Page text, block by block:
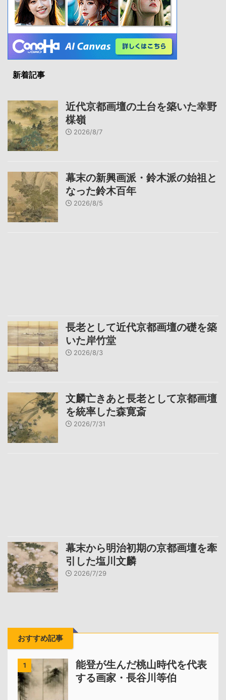
新着記事
近代京都画壇の土台を築いた幸野
楳嶺
2026/8/7
幕末の新興画派・鈴木派の始祖と
なった鈴木百年
2026/8/5
長老として近代京都画壇の礎を築
いた岸竹堂
2026/8/3
文麟亡きあと長老として京都画壇
を統率した森寛斎
2026/7/31
幕末から明治初期の京都画壇を牽
引した塩川文麟
2026/7/29
おすすめ記事
1
能登が生んだ桃山時代を代表
する画家・長谷川等伯